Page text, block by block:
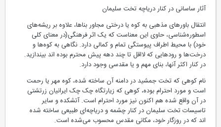
آثار ساسانی در کنار دریاچه تخت سلیمان
انتقال باورهای مذهبی به کوه یا درختی مجاور بناها، علاوه بر ریشه‌های
اسطوره‌شناسی، حاوی این معناست که یک اثر فرهنگی(در معنای کلی
خود) با محیط اطراف پیوستگی تمام و کمالی دارد. نگاهی به کوه‌ها و
درخت‌ها و رودهایی که لااقل تا چند دهه پیش محترم بوده اند بیندازید.
در کنار اکثر آنها، بنای مهم و یا مقدسی وجود دارد.
نام کوهی که تخت جمشید در دامنه آن ساخته شده، کوه مهر یا رحمت
است و مورد احترام بوده، کوهی که زیارتگاه چک چک ایرانیان زرتشتی
در آن واقع شده هم اکنون نیز مورد احترام است. آتشکده و سایر
تاسیسات تخت سلیمان در کنار چشمه و دریاچه‌ای طبیعی ساخته شده
اند که در روزگار خود، مکانی مقدس محسوب می‌شده است.